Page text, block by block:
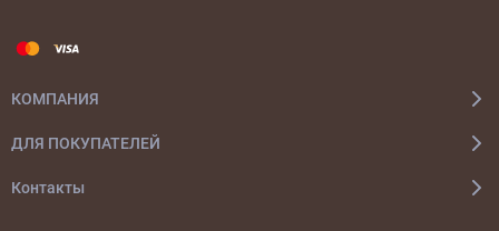
КОМПАНИЯ
ДЛЯ ПОКУПАТЕЛЕЙ
Контакты